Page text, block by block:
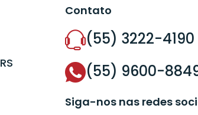
Contato
(55) 3222-4190
(55) 9600-
Siga-nos nas redes